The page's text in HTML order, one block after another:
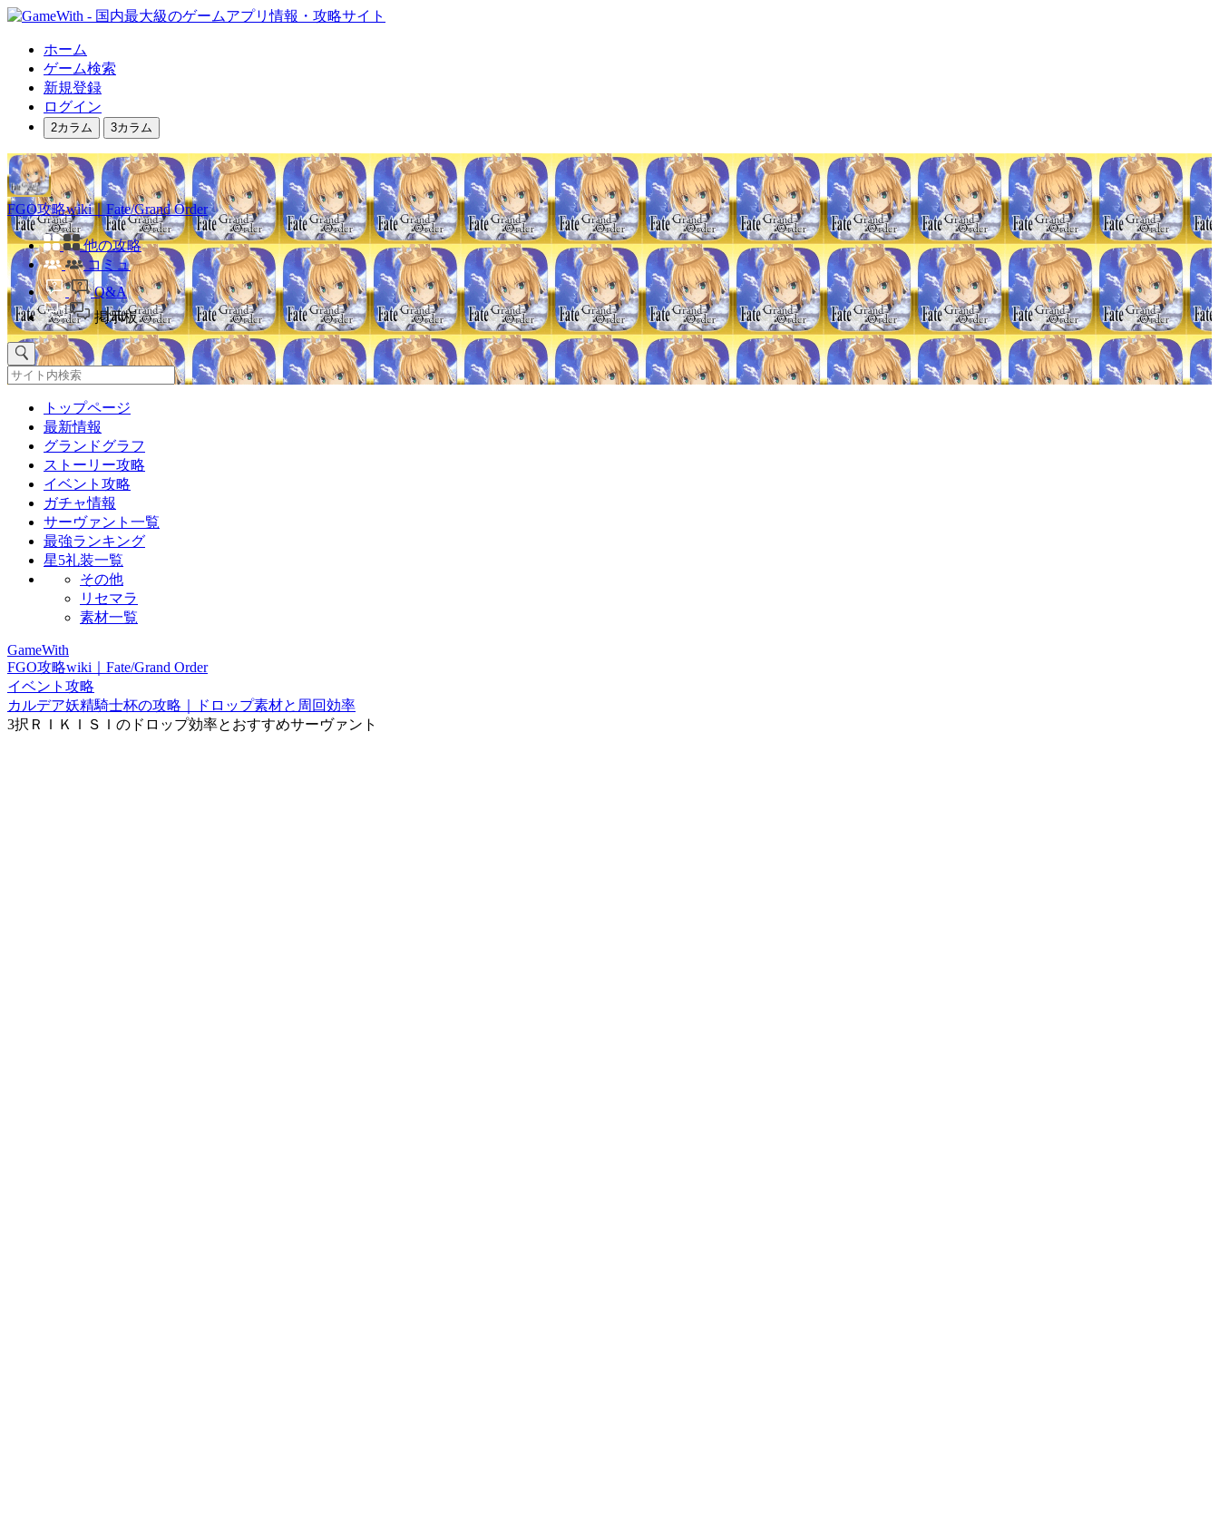
ホーム
ゲーム検索
新規登録
ログイン
2カラム 3カラム
FGO攻略wiki｜Fate/Grand Order
他の攻略
コミュ
Q&A
掲示板
トップページ
最新情報
グランドグラフ
ストーリー攻略
イベント攻略
ガチャ情報
サーヴァント一覧
最強ランキング
星5礼装一覧
その他
リセマラ
素材一覧
GameWith
FGO攻略wiki｜Fate/Grand Order
イベント攻略
カルデア妖精騎士杯の攻略｜ドロップ素材と周回効率
3択ＲＩＫＩＳＩのドロップ効率とおすすめサーヴァント